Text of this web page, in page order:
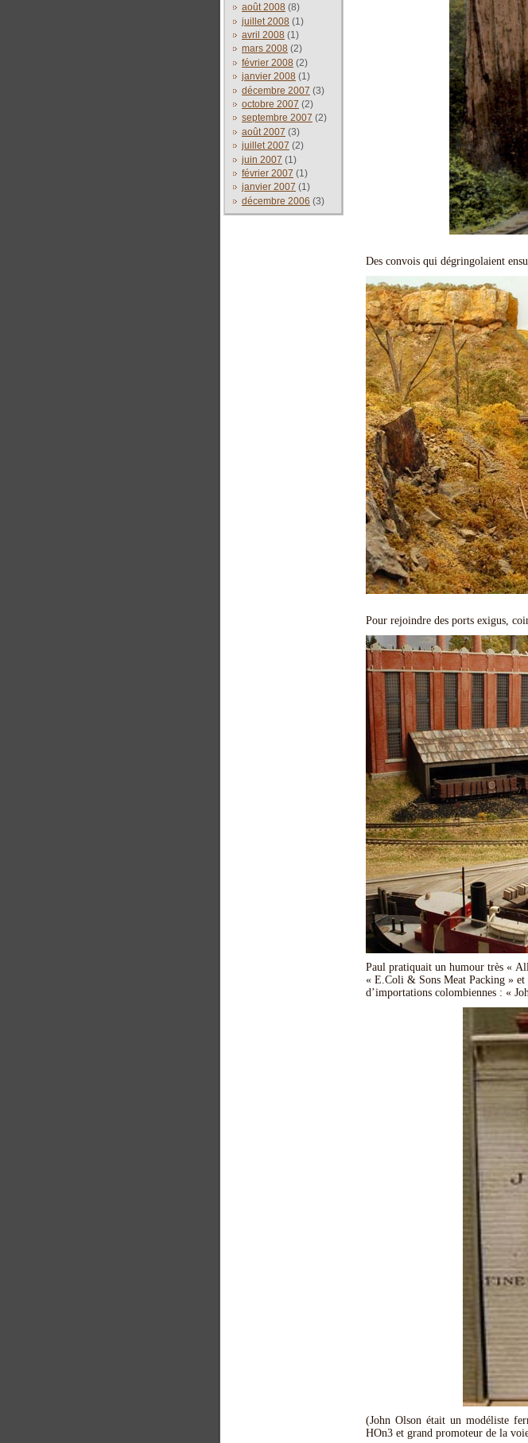
août 2008 (8)
juillet 2008 (1)
avril 2008 (1)
mars 2008 (2)
février 2008 (2)
janvier 2008 (1)
décembre 2007 (3)
octobre 2007 (2)
septembre 2007 (2)
août 2007 (3)
juillet 2007 (2)
juin 2007 (1)
février 2007 (1)
janvier 2007 (1)
décembre 2006 (3)
Des convois qui dégringolaient
Pour rejoindre des ports exigus,
Paul pratiquait un humour très «
« E.Coli & Sons Meat Packing » et
d’importations colombiennes : «
(John Olson était un modéliste
HOn3 et grand promoteur de la